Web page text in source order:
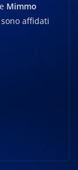
Mimmo
affidati